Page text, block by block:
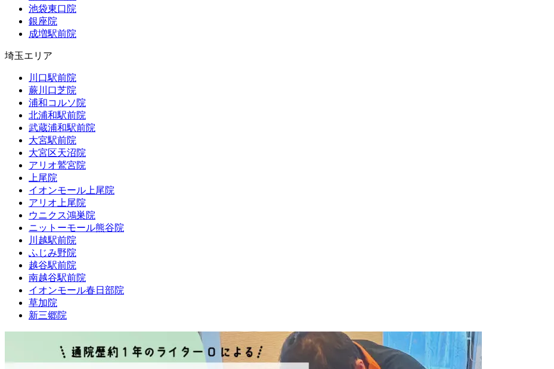
池袋東口院
銀座院
成増駅前院
埼玉エリア
川口駅前院
蕨川口芝院
浦和コルソ院
北浦和駅前院
武蔵浦和駅前院
大宮駅前院
大宮区天沼院
アリオ鷲宮院
上尾院
イオンモール上尾院
アリオ上尾院
ウニクス鴻巣院
ニットーモール熊谷院
川越駅前院
ふじみ野院
越谷駅前院
南越谷駅前院
イオンモール春日部院
草加院
新三郷院